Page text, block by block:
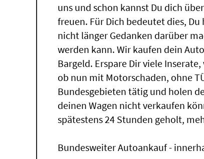
uns und schon kannst Du dich
freuen. Für Dich bedeutet dies,
nicht länger Gedanken darüber
werden kann. Wir kaufen dein
Bargeld. Erspare Dir viele
ob nun mit Motorschaden, ohne
Bundesgebieten tätig und holen
deinen Wagen nicht verkaufen
spätestens 24 Stunden geholt,
Bundesweiter Autoankauf -